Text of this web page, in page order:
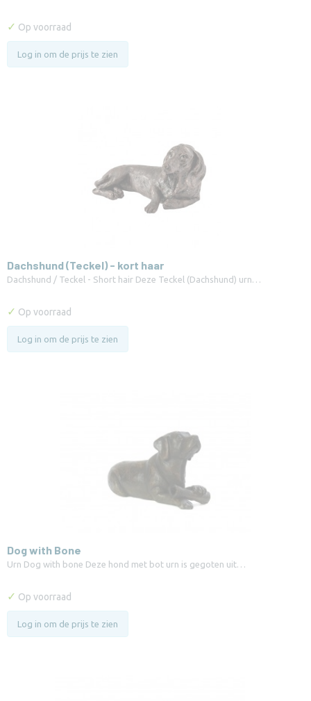
✓ Op voorraad
Log in om de prijs te zien
Dachshund (Teckel) - kort haar
Dachshund / Teckel - Short hair Deze Teckel (Dachshund) urn…
✓ Op voorraad
Log in om de prijs te zien
Dog with Bone
Urn Dog with bone Deze hond met bot urn is gegoten uit…
✓ Op voorraad
Log in om de prijs te zien